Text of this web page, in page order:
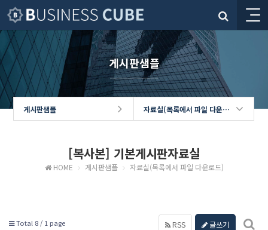
게시판샘플
게시판샘플 자료실(목록에서 파일 다운로드)
[복사본] 기본게시판자료실
HOME 게시판샘플 자료실(목록에서 파일 다운로드)
Total 8 / 1 page RSS 글쓰기